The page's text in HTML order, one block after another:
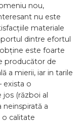
nou,
nu este
materiale
dintre efortul
este foarte
producător de
a mierii, iar in tarile
exista o
(război al
a
o calitate